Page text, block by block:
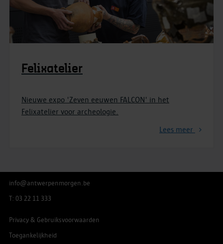
Felixatelier
Nieuwe expo 'Zeven eeuwen FALCON' in het
Felixatelier voor archeologie.
Lees meer
info@antwerpenmorgen.be
T: 03 22 11 333
Privacy & Gebruiksvoorwaarden
Toegankelijkheid